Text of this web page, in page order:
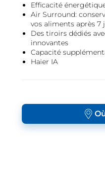
Efficacité
Air Surround:
vos aliments après 7
Des tiroirs dédiés
innovantes
Capacité
Haier IA